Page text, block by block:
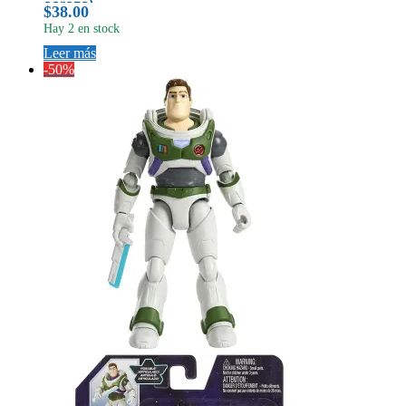
cerezo)
$38.00
Hay 2 en stock
Leer más
-50%